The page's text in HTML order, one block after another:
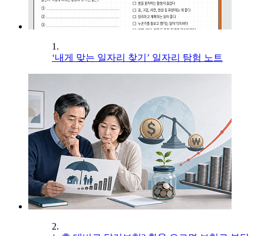
1.
‘내게 맞는 일자리 찾기’ 일자리 탐험 노트
2.